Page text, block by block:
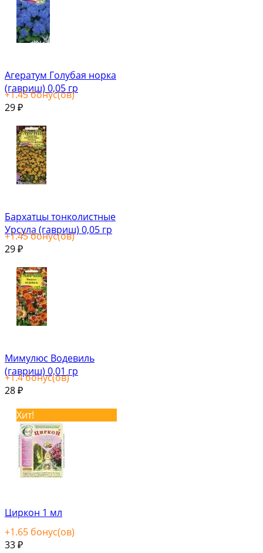
Агератум Голубая норка
(гавриш) 0,05 гр
+1.45бонус(ов)
29 ₽
Бархатцы тонколистные
Урсула (гавриш) 0,05 гр
+1.45бонус(ов)
29 ₽
Мимулюс Водевиль
(гавриш) 0,01 гр
+1.4бонус(ов)
28 ₽
Хит!
Циркон 1 мл
+1.65 бонус(ов)
33 ₽